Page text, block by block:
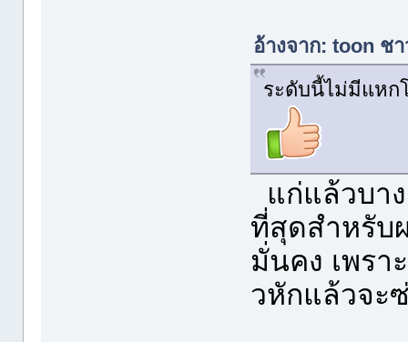
อ้างจาก: toon ช
ระดับนี้ไม่มีแหก
แก่แล้วบา
ที่สุดสำหรับ
มั่นคง เพรา
วหักแล้วจะ